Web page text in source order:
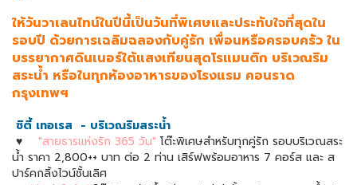
ให้วันวาเลนไทน์ในปีนี้เป็นวันที่พิเศษและประทับใจที่สุดใน
รอบปี ด้วยการเฉลิมฉลองกับคู่รัก เพื่อนหรือครอบครัว ใน
บรรยากาศดินเนอร์ใต้แสงเทียนสุดโรแมนติก บริเวณริม
สระน้ำ หรือในทุกห้องอาหารของโรงแรม คอนราด
กรุงเทพฯ
ซิตี้ เทอเรส - บริเวณริมสระน้ำ
♥ "สายธารแห่งรัก 365 วัน" โต๊ะพิเศษสำหรับทุกคู่รัก รอบบริเวณสระ
น้ำ ราคา 2,800++ บาท ต่อ 2 ท่าน เสิร์ฟพร้อมอาหาร 7 คอร์ส และ ส
ปาร์คกลิ้งไวน์ชั้นเลิศ